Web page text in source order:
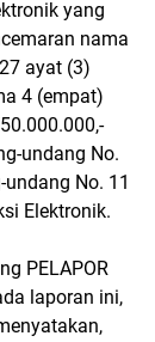
yang
nama
ayat (3)
4 (empat)
undang No.
No. 11
Elektronik.
PELAPOR
laporan ini,